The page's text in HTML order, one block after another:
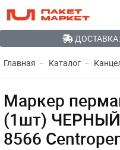
Главная Каталог
Маркер
(1шт)
8566